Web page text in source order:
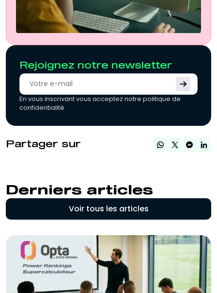
Rejoignez notre newsletter
En vous inscrivant vous acceptez notre politique de
confidentialité.
Partager sur
Derniers articles
Voir tous les articles